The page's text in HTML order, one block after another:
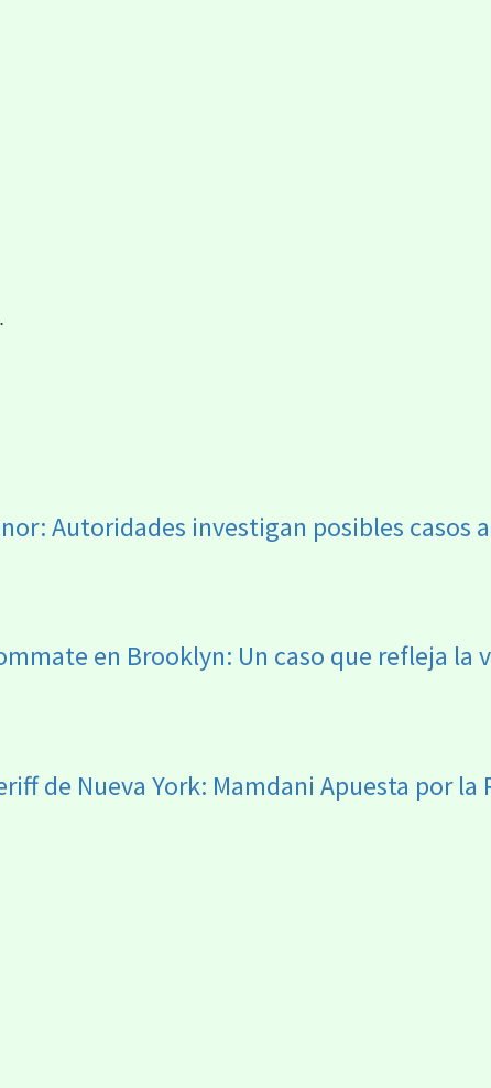
Autoridades investigan posibles casos
en Brooklyn: Un caso que refleja la
de Nueva York: Mamdani Apuesta por la